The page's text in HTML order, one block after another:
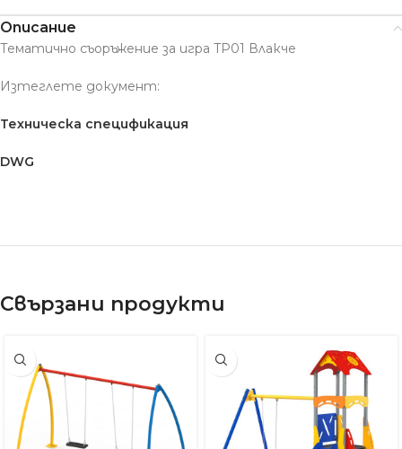
Описание
Тематично съоръжение за игра TP01 Влакче
Изтеглете документ:
Техническа спецификация
DWG
Свързани продукти